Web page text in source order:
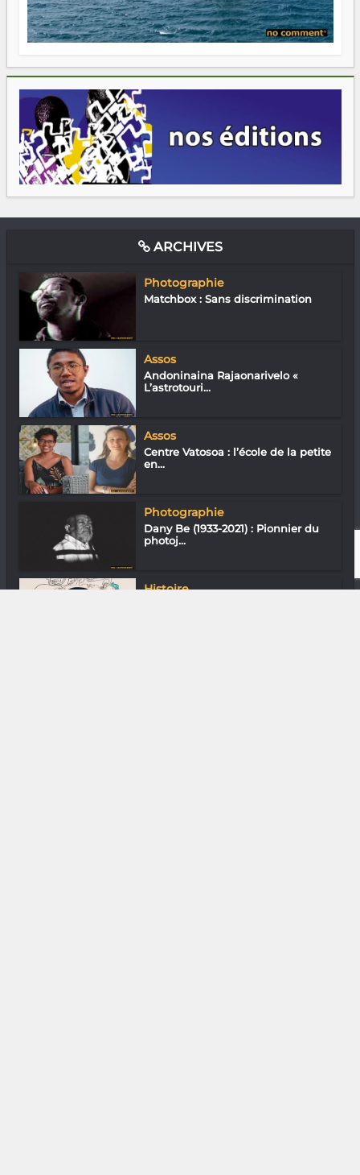
ARCHIVES
Photographie
Matchbox : Sans discrimination
Assos
Andoninaina Rajaonarivelo «
L’astrotouri...
Assos
Centre Vatosoa : l’école de la petite
en...
Photographie
Dany Be (1933-2021) : Pionnier du
photoj...
Histoire